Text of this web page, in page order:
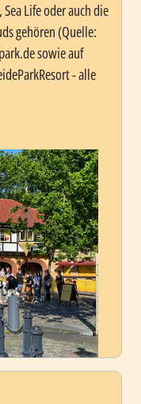
Life oder auch die
gehören (Quelle:
sowie auf
- alle